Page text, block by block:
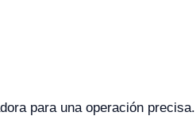
para una operación precisa.